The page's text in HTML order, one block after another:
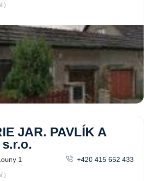
)
JAR. PAVLÍK A
s.r.o.
1
+420 415 652 433
)